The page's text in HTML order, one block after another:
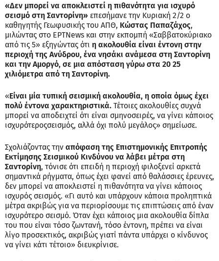
«Δεν μπορεί να αποκλειστεί η πιθανότητα για ισχυρό
σεισμό στη Σαντορίνη» επεσήμανε την Κυριακή 2/2 ο
καθηγητής Γεωφυσικής του ΑΠΘ, Κώστας Παπαζάχος,
μιλώντας στο ΕΡΤNews και στην εκπομπή «Σαββατοκύριακο
από τις 5» εξηγώντας ότι η ακολουθία είναι έντονη στην
περιοχή της Ανύδρου, ένα νησάκι ανάμεσα στη Σαντορίνη
και την Αμοργό, σε μια απόσταση γύρω στα 20 25
χιλιόμετρα από τη Σαντορίνη.
«Είναι μία τυπική σεισμική ακολουθία, η οποία όμως έχει
πολύ έντονα χαρακτηριστικά. Τέτοιες ακολουθίες συχνά
μπορεί να αποδειχτεί ότι είναι σμηνοσειρές, να γίνει κάποιος
ισχυρότεροςσεισμός, αλλά όχι πολύ μεγάλος» σημείωσε.
Σχολιάζοντας την απόφαση της Επιστημονικής Επιτροπής
Εκτίμησης Σεισμικού Κινδύνου να λάβει μέτρα στη
Σαντορίνη, τόνισε ότι επειδή η περιοχή φιλοξενεί αρκετά
σημαντικά ρήγματα, όπως έχει φανεί από θαλάσσιες έρευνες,
δεν μπορεί να αποκλειστεί η πιθανότητα να γίνει κάποιος
ισχυρός σεισμός. «Γι αυτό και υπάρχουν κάποια προληπτικά
μέτρα ακριβώς για να περιορίσουμε τις επιπτώσεις από έναν
ισχυρότερο σεισμό. Όταν έχει κάποιος μια ακολουθία δίπλα
του που είναι τόσο ζωντανή, τόσο έντονη, πρέπει να είναι
λίγο προσεκτικός, ακριβώς γιατί πάντα υπάρχει ο κίνδυνος
να γίνει κάτι τέτοιο» διευκρίνισε.